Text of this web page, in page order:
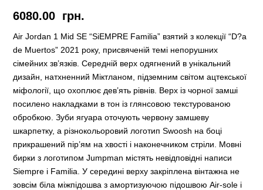
6080.00 грн.
Air Jordan 1 Mid SE “SiEMPRE Familia” взятий з колекції “D?a
de Muertos” 2021 року, присвяченій темі непорушних
сімейних зв’язків. Середній верх одягнений в унікальний
дизайн, натхненний Міктланом, підземним світом ацтекської
міфології, що охоплює дев’ять рівнів. Верх із чорної замші
посилено накладками в тон із глянсовою текстурованою
обробкою. Зуби ягуара оточують червону замшеву
шкарпетку, а різнокольоровий логотип Swoosh на боці
прикрашений пір’ям на хвості і наконечником стріли. Мовні
бирки з логотипом Jumpman містять невідповідні написи
Siempre і Familia. У середині верху закріплена вінтажна не
зовсім біла міжпідошва з амортизуючою підошвою Air-sole і